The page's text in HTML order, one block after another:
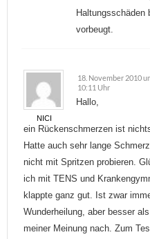
Haltungsschäden
vorbeugt.
NICI
18. November 2010
10:11 Uhr
Hallo,
ein Rückenschmerzen ist
Hatte auch sehr lange
nicht mit Spritzen probieren.
ich mit TENS und
klappte ganz gut. Ist zwar
Wunderheilung, aber besser
meiner Meinung nach. Zum